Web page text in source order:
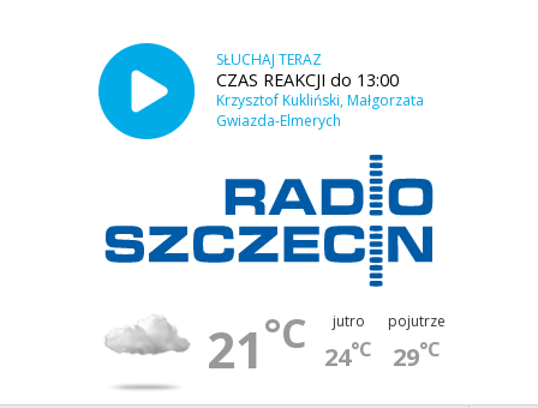
SŁUCHAJ TERAZ
CZAS REAKCJI do 13:00
Krzysztof Kukliński, Małgorzata
Gwiazda-Elmerych
21°C jutro
24°C
pojutrze
29°C